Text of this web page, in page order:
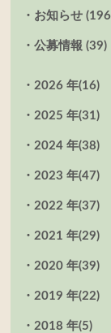
お知らせ
公募情報 (39)
2026 年(16)
2025 年(31)
2024 年(38)
2023 年(47)
2022 年(37)
2021 年(29)
2020 年(39)
2019 年(22)
2018 年(5)